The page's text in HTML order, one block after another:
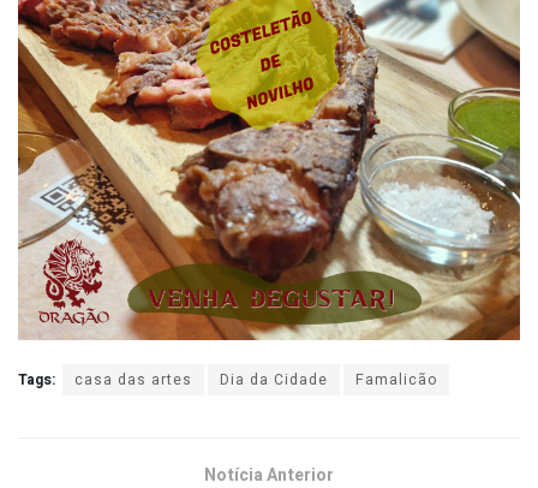
Tags: casa das artes Dia da Cidade Famalicão
Notícia Anterior